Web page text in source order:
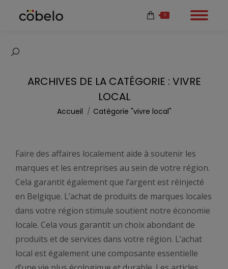
Recherche
0
ARCHIVES DE LA CATÉGORIE : VIVRE
LOCAL
Vous êtes ici :
Accueil Catégorie "vivre local"
Faire des affaires localement aide à soutenir les
marques et les entreprises au sein de votre région.
Cela garantit également que l’argent est réinjecté
en Belgique. L’achat de produits de marques locales
dans votre région stimule soutient notre économie
locale. Cela vous garantit un choix abondant de
produits et de services dans votre région. L’achat
local est également une composante essentielle